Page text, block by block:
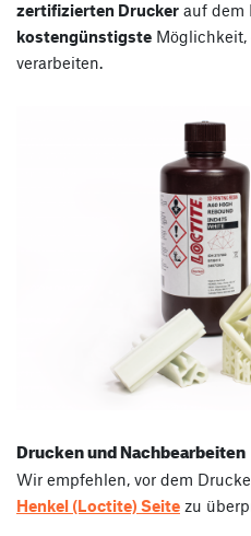
zertifizierten Drucker auf dem
kostengünstigste Möglichkeit,
verarbeiten.
Drucken und Nachbearbeiten
Wir empfehlen, vor dem
Henkel (Loctite) Seite zu